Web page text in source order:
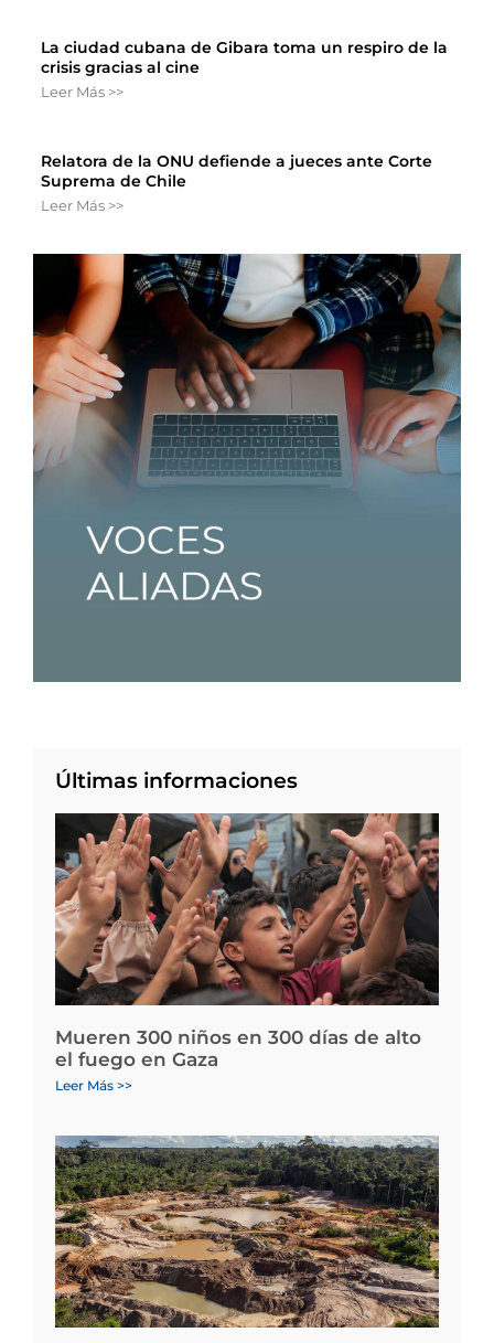
La ciudad cubana de Gibara toma un respiro de la
crisis gracias al cine
Leer Más >>
Relatora de la ONU defiende a jueces ante Corte
Suprema de Chile
Leer Más >>
Últimas informaciones
Mueren 300 niños en 300 días de alto
el fuego en Gaza
Leer Más >>